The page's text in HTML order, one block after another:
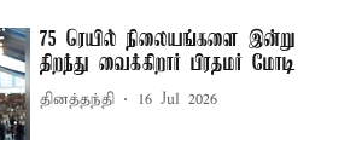
75 ரெயில் நிலையங்களை இன்று
திறந்து வைக்கிறார் பிரதமர் மோடி
தினத்தந்தி 16 Jul 2026